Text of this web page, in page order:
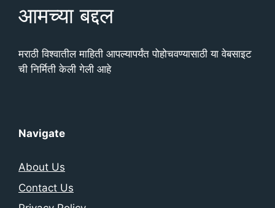
आमच्या बद्दल
मराठी विश्वातील माहिती आपल्यापर्यंत पोहोचवण्यासाठी या वेबसाइट
ची निर्मिती केली गेली आहे
Navigate
About Us
Contact Us